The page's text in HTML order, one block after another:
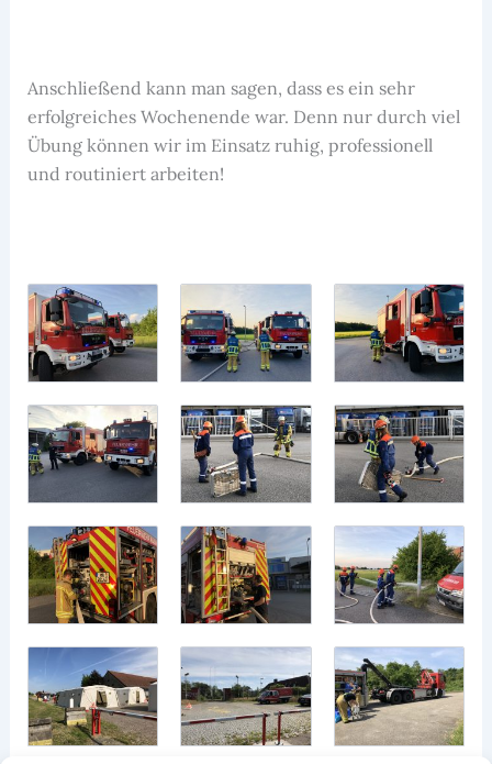
Anschließend kann man sagen, dass es ein sehr
erfolgreiches Wochenende war. Denn nur durch viel
Übung können wir im Einsatz ruhig, professionell
und routiniert arbeiten!